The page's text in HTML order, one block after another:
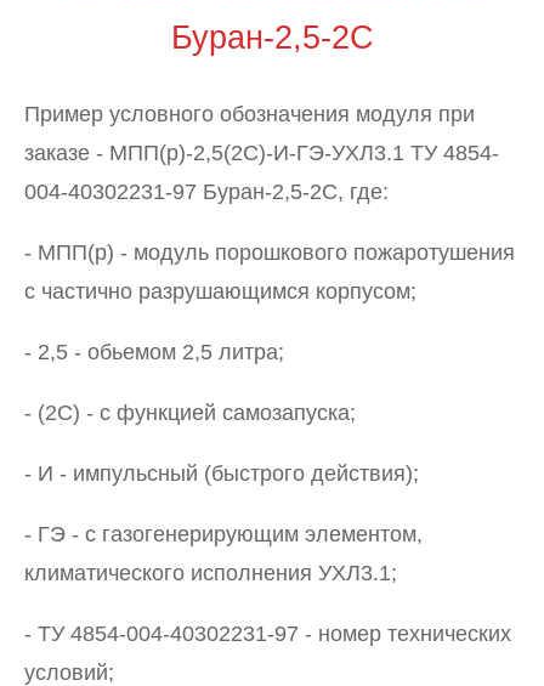
Буран-2,5-2С
Пример условного обозначения модуля при
заказе - МПП(р)-2,5(2С)-И-ГЭ-УХЛ3.1 ТУ 4854-
004-40302231-97 Буран-2,5-2С, где:
- МПП(р) - модуль порошкового пожаротушения
с частично разрушающимся корпусом;
- 2,5 - обьемом 2,5 литра;
- (2С) - с функцией самозапуска;
- И - импульсный (быстрого действия);
- ГЭ - с газогенерирующим элементом,
климатического исполнения УХЛ3.1;
- ТУ 4854-004-40302231-97 - номер технических
условий;